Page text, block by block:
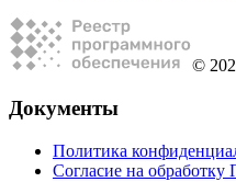
©
Документы
Политика
Согласие на обработку